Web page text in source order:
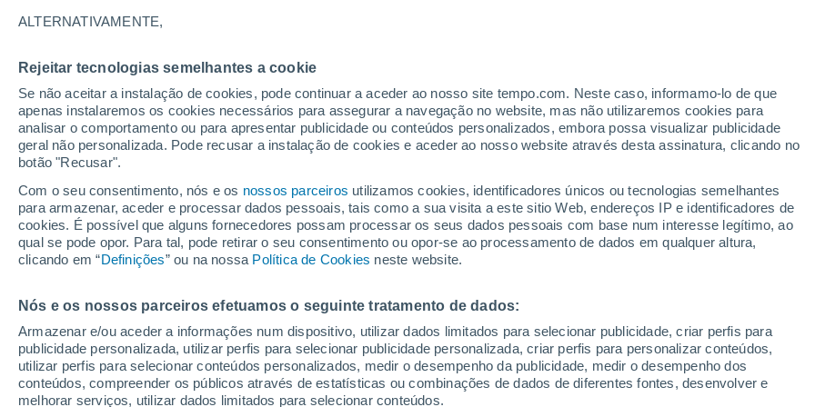
ALTERNATIVAMENTE,
Rejeitar tecnologias semelhantes a cookie
Se não aceitar a instalação de cookies, pode continuar a aceder ao nosso site tempo.com. Neste caso, informamo-lo de que
apenas instalaremos os cookies necessários para assegurar a navegação no website, mas não utilizaremos cookies para
analisar o comportamento ou para apresentar publicidade ou conteúdos personalizados, embora possa visualizar publicidade
geral não personalizada. Pode recusar a instalação de cookies e aceder ao nosso website através desta assinatura, clicando no
botão "Recusar".
Com o seu consentimento, nós e os nossos parceiros utilizamos cookies, identificadores únicos ou tecnologias semelhantes
para armazenar, aceder e processar dados pessoais, tais como a sua visita a este sitio Web, endereços IP e identificadores de
cookies. É possível que alguns fornecedores possam processar os seus dados pessoais com base num interesse legítimo, ao
qual se pode opor. Para tal, pode retirar o seu consentimento ou opor-se ao processamento de dados em qualquer altura,
clicando em “Definições” ou na nossa Política de Cookies neste website.
Nós e os nossos parceiros efetuamos o seguinte tratamento de dados:
Armazenar e/ou aceder a informações num dispositivo, utilizar dados limitados para selecionar publicidade, criar perfis para
publicidade personalizada, utilizar perfis para selecionar publicidade personalizada, criar perfis para personalizar conteúdos,
utilizar perfis para selecionar conteúdos personalizados, medir o desempenho da publicidade, medir o desempenho dos
conteúdos, compreender os públicos através de estatísticas ou combinações de dados de diferentes fontes, desenvolver e
melhorar serviços, utilizar dados limitados para selecionar conteúdos.
21°
Sensação de 21°
Iluminada: 13%
Sudeste; confira a previsão do tempo
O Tempo 1 - 7 Dias Atualidade Mapas de nuvens Radar de Chuva Satélites Modelos
Hoje
9 Ago.
Amanhã
10 Ago.
Terça
11 Ago.
60%
Quarta
12 Ago.
80%
Quinta
13 Ago.
14 Ago.
15 Ago.